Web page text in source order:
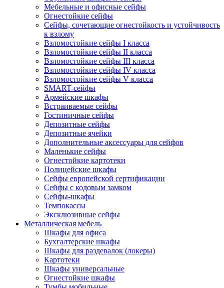
Мебельные и офисные сейфы
Огнестойкие сейфы
Сейфы, сочетающие огнестойкость и устойчивость
к взлому
Взломостойкие сейфы I класса
Взломостойкие сейфы II класса
Взломостойкие сейфы III класса
Взломостойкие сейфы IV класса
Взломостойкие сейфы V класса
SMART-сейфы
Армейские шкафы
Встраиваемые сейфы
Гостиничные сейфы
Депозитные сейфы
Депозитные ячейки
Дополнительные аксессуары для сейфов
Маленькие сейфы
Огнестойкие картотеки
Полицейские шкафы
Сейфы европейской сертификации
Сейфы с кодовым замком
Сейфы-шкафы
Темпокассы
Эксклюзивные сейфы
Металлическая мебель
Шкафы для офиса
Бухгалтерские шкафы
Шкафы для раздевалок (локеры)
Картотеки
Шкафы универсальные
Огнестойкие шкафы